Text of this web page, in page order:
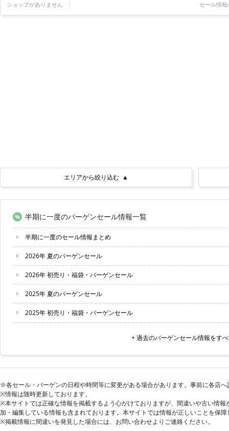
ショップがありません セール情
エリアから絞り込む ▲
半期に一度のバーゲンセール情報一覧
半期に一度のセール情報まとめ
2026年 夏のバーゲンセール
2026年 初売り・福袋・バーゲンセール
2025年 夏のバーゲンセール
2025年 初売り・福袋・バーゲンセール
2023年 夏のバーゲンセール
2023年 初売り・福袋・バーゲンセール
2022年 夏のバーゲンセール
2022年 初売り・福袋・バーゲンセール
+ 過去のバーゲンセール情報をす
※各セール・バーゲンの日程や時間等に変更がある場合があります。事前に各店
※情報は随時更新しております。
※本サイトでは正確な情報を掲載するよう心がけておりますが、間違いや古い情
加・編集している情報も含まれております。本サイトでは情報が正しいことを保
※掲載情報に間違いを発見した場合には、お問い合わせよりご連絡ください。